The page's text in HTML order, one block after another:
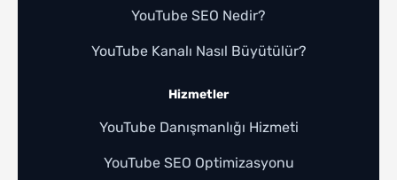
YouTube SEO Nedir?
YouTube Kanalı Nasıl Büyütülür?
Hizmetler
YouTube Danışmanlığı Hizmeti
YouTube SEO Optimizasyonu